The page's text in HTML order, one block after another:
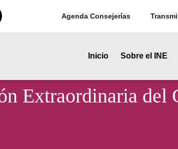
Agenda Consejerías
Inicio Sobre el INE
Extraordinaria del